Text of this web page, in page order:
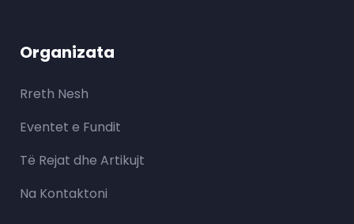
Organizata
Rreth Nesh
Eventet e Fundit
Të Rejat dhe Artikujt
Na Kontaktoni